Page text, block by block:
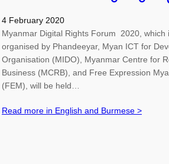
4 February 2020
Myanmar Digital Rights Forum 2020, which
organised by Phandeeyar, Myan ICT for
Organisation (MIDO), Myanmar Centre for
Business (MCRB), and Free Expression
(FEM), will be held…
Read more in English and Burmese >